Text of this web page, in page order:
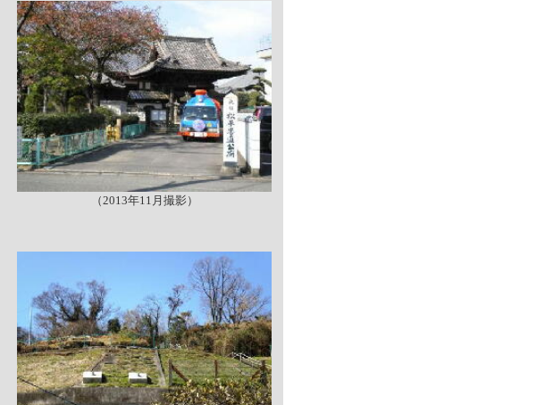
（2013年11月撮影）